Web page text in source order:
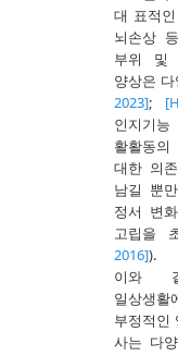
대 표적
뇌손상
부위 및
양상은
2023];
인지기
활활동
대한 의
남길 뿐
정서 변
고립을
2016]).
이와
일상생
부정적인
사는 다